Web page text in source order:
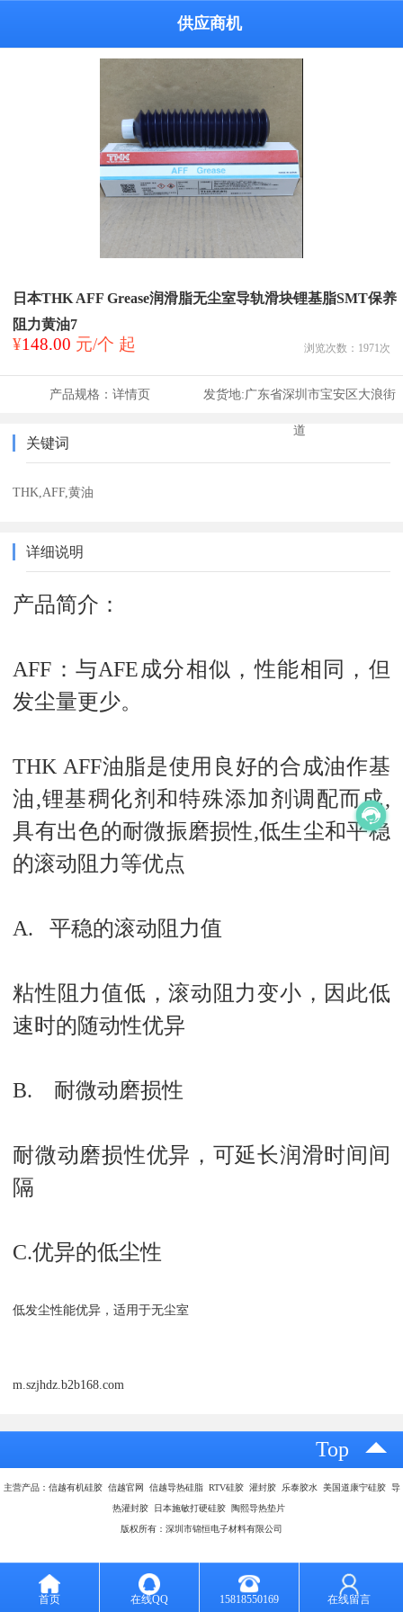
供应商机
日本THK AFF Grease润滑脂无尘室导轨滑块锂基脂SMT保养
阻力黄油7
¥148.00 元/个 起 浏览次数： 1971 次
产品规格： 详情页 发货地:广东省深圳市宝安区大浪街
道
关键词
THK,AFF,黄油
详细说明
产品简介：
AFF：与AFE成分相似，性能相同，但
发尘量更少。
THK AFF油脂是使用良好的合成油作基
油,锂基稠化剂和特殊添加剂调配而成,
具有出色的耐微振磨损性,低生尘和平稳
的滚动阻力等优点
A. 平稳的滚动阻力值
粘性阻力值低，滚动阻力变小，因此低
速时的随动性优异
B. 耐微动磨损性
耐微动磨损性优异，可延长润滑时间间
隔
C.优异的低尘性
低发尘性能优异，适用于无尘室
m.szjhdz.b2b168.com
Top
主营产品：信越有机硅胶 信越官网 信越导热硅脂 RTV硅胶 灌封胶 乐泰胶水 美国道康宁硅胶 导
热灌封胶 日本施敏打硬硅胶 陶熙导热垫片
版权所有：深圳市锦恒电子材料有限公司
首页 在线QQ 15818550169 在线留言